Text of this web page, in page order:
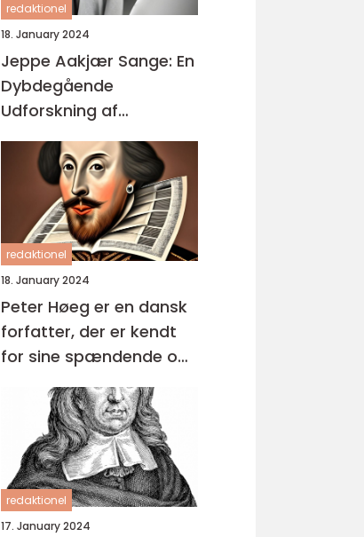
redaktionel
18. January 2024
Jeppe Aakjær Sange: En
Dybdegående
Udforskning af
Enestående Kunst og
Musik
redaktionel
18. January 2024
Peter Høeg er en dansk
forfatter, der er kendt
for sine spændende og
komplekse romaner
redaktionel
17. January 2024